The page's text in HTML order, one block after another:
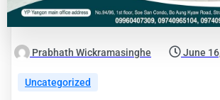
Prabhath Wickramasinghe June
Uncategorized